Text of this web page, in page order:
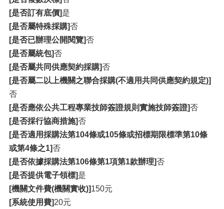
[是否訂有底價]是
[是否屬特殊採購]否
[是否已辦理公開閱覽]否
[是否屬統包]否
[是否屬共同供應契約採購]否
[是否屬二以上機關之聯合採購(不適用共同供應契約規定)]
否
[是否應依公共工程專業技師簽證規則實施技師簽證]否
[是否採行協商措施]否
[是否適用採購法第104條或105條或招標期限標準第10條
或第4條之1]否
[是否依據採購法第106條第1項第1款辦理]否
[是否提供電子領標]是
[機關文件費(機關實收)]150元
[系統使用費]20元